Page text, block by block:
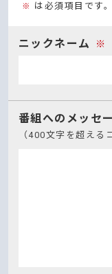
※ は必須項目です。
ニックネーム ※
番組へのメッセ
（400文字を超える